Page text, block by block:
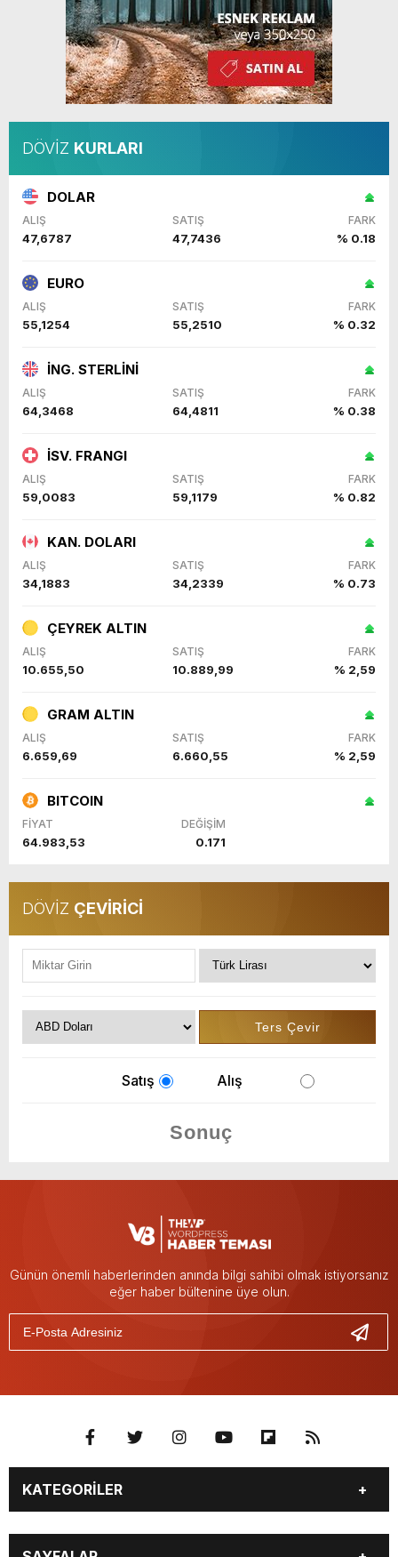
DÖVİZ KURLARI
DOLAR
ALIŞ SATIŞ FARK
47,6787 47,7436 % 0.18
EURO
ALIŞ SATIŞ FARK
55,1254 55,2510 % 0.32
İNG. STERLİNİ
ALIŞ SATIŞ FARK
64,3468 64,4811 % 0.38
İSV. FRANGI
ALIŞ SATIŞ FARK
59,0083 59,1179 % 0.82
KAN. DOLARI
ALIŞ SATIŞ FARK
34,1883 34,2339 % 0.73
ÇEYREK ALTIN
ALIŞ SATIŞ FARK
10.655,50 10.889,99 % 2,59
GRAM ALTIN
ALIŞ SATIŞ FARK
6.659,69 6.660,55 % 2,59
BITCOIN
FİYAT DEĞİŞİM
64.983,53 0.171
DÖVİZ ÇEVİRİCİ
Satış Alış
Günün önemli haberlerinden anında bilgi sahibi olmak istiyorsanız
eğer haber bültenine üye olun.
KATEGORİLER
BURÇLAR
CANLI BORSA